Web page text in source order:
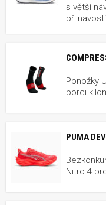
s větší
Ponožky
porci
PUMA
Nitro 4